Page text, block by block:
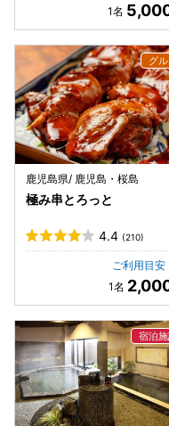
鹿児島県/ 鹿児島・桜島
極み串とろっと
4.4 (210)
ご利用目安